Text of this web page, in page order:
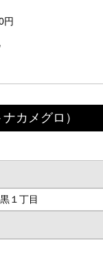
円
カメグロ）
１丁目